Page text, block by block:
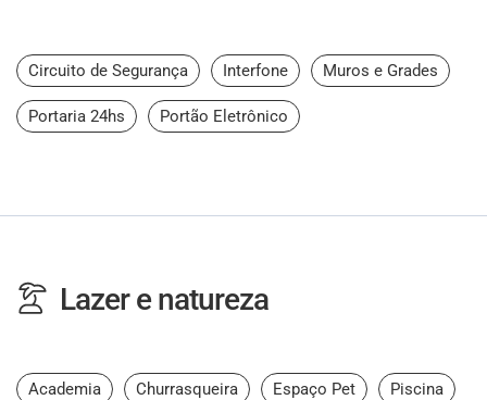
Circuito de Segurança Interfone Muros e Grades
Portaria 24hs Portão Eletrônico
Lazer e natureza
Academia Churrasqueira Espaço Pet Piscina